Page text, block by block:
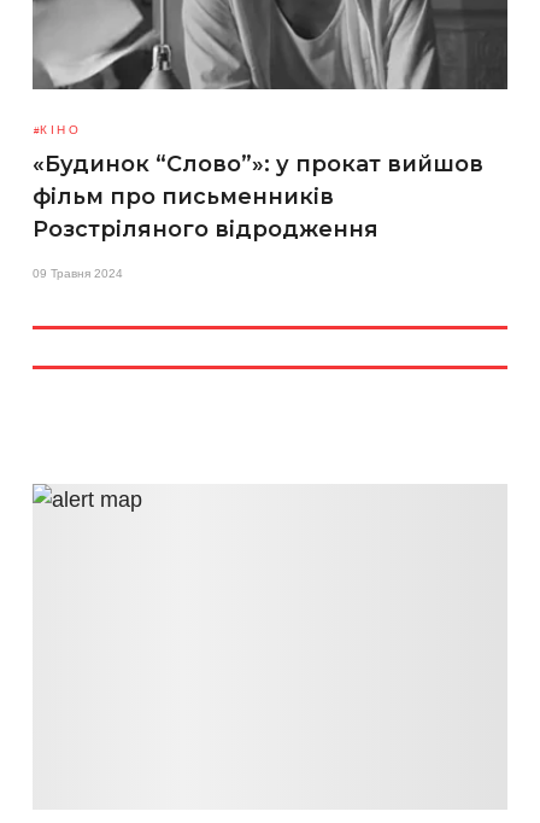
КІНО
«Будинок “Слово”»: у прокат вийшов
фільм про письменників
Розстріляного відродження
09 Травня 2024